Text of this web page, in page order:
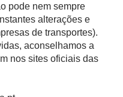
pode nem sempre
alterações e
de transportes).
aconselhamos a
nos sites oficiais das